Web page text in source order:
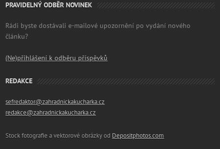
PRAVIDELNÝ ODBĚR NOVINEK
Rádi byste dostávali e-mailové upozornění po vydání nového
článku?
(Ne)přihlášení k odběru příspěvků
REDAKCE
sefredaktor@zahradnickakucharka.cz
redakce@zahradnickakucharka.cz
Stock fotografie a vektorové obrázky od Depositphotos.com